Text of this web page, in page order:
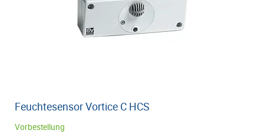
Feuchtesensor Vortice C HCS
Vorbestellung